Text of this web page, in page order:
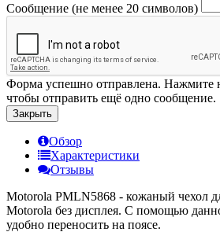
Сообщение (не менее 20 символов)
Форма успешно отправлена. Нажмите
чтобы отправить ещё одно сообщение.
Закрыть
Обзор
Характеристики
Отзывы
Motorola PMLN5868 - кожаный чехол
Motorola без дисплея. С помощью
удобно переносить на поясе.